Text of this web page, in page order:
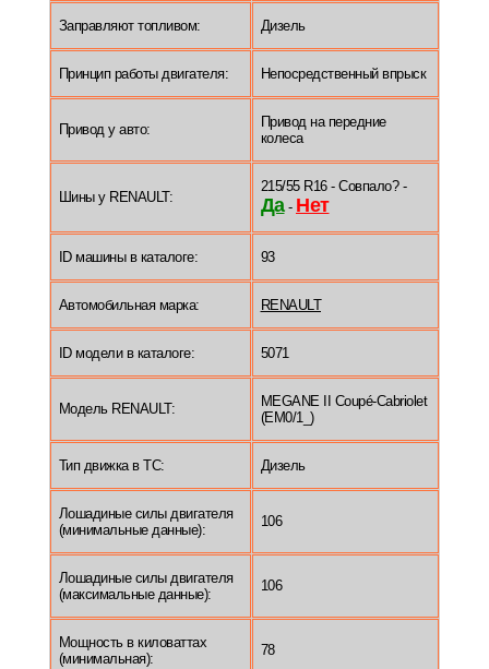
Заправляют топливом: Дизель
Принцип работы двигателя: Непосредственный впрыск
Привод у авто:
Привод на передние
колеса
Шины у RENAULT:
215/55 R16 - Совпало? -
Да- Нет
ID машины в каталоге: 93
Автомобильная марка: RENAULT
ID модели в каталоге: 5071
Модель RENAULT:
MEGANE II Coupé-Cabriolet
(EM0/1_)
Тип движка в ТС: Дизель
Лошадиные силы двигателя
(минимальные данные):
106
Лошадиные силы двигателя
(максимальные данные):
106
Мощность в киловаттах
(минимальная):
78